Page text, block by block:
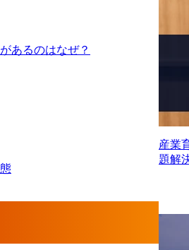
あるのはなぜ？
産業
題解